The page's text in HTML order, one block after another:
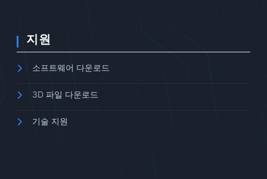
지원
소프트웨어 다운로드
3D 파일 다운로드
기술 지원